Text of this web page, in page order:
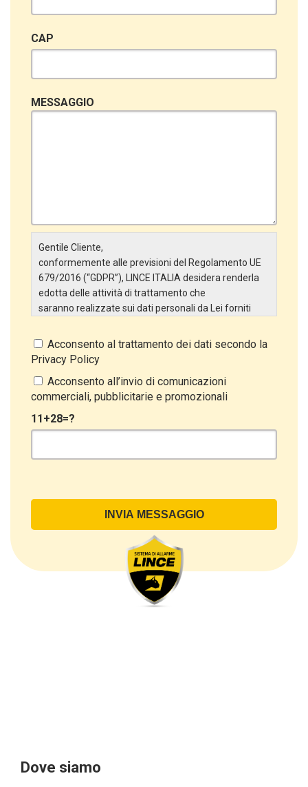
CAP
MESSAGGIO
Gentile Cliente,
conformemente alle previsioni del Regolamento UE
679/2016 (“GDPR”), LINCE ITALIA desidera renderla
edotta delle attività di trattamento che
saranno realizzate sui dati personali da Lei forniti
particolare:
Titolare del Trattamento
Il Titolare del Trattamento è LINCE ITALIA S.r.l., con
sede in Via Variante di Cancelliera snc 00072 –
Ariccia (RM). L’interessato può esercitare i
propri diritti inviando una raccomandata alla sede
Oggetto del Trattamento
di contatto, così come altri dati necessari ai fini della
fatturazione, come l’indirizzo). Con riferimento a
questi ultimi, cogliamo l’occasione per
sottolineare che i dati delle persone fisiche sono
sempre qualificati come personali, mentre le persone
giuridiche sono in via generale escluse
dal campo di applicazione del GDPR (artt. 1 e 4 del
Alcuni segmenti dell’attività richiesta potrebbero
Acconsento al trattamento dei dati secondo la
Privacy Policy
Acconsento all’invio di comunicazioni
commerciali, pubblicitarie e promozionali
11+28=?
Dove siamo